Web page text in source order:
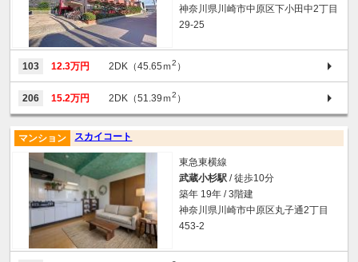
神奈川県川崎市中原区下小田中2丁目
29-25
103 12.3万円 2DK（45.65ｍ2 ）
206 15.2万円 2DK（51.39ｍ2 ）
スカイコート
マンション
東急東横線
武蔵小杉駅 / 徒歩10分
築年 19年 / 3階建
神奈川県川崎市中原区丸子通2丁目
453-2